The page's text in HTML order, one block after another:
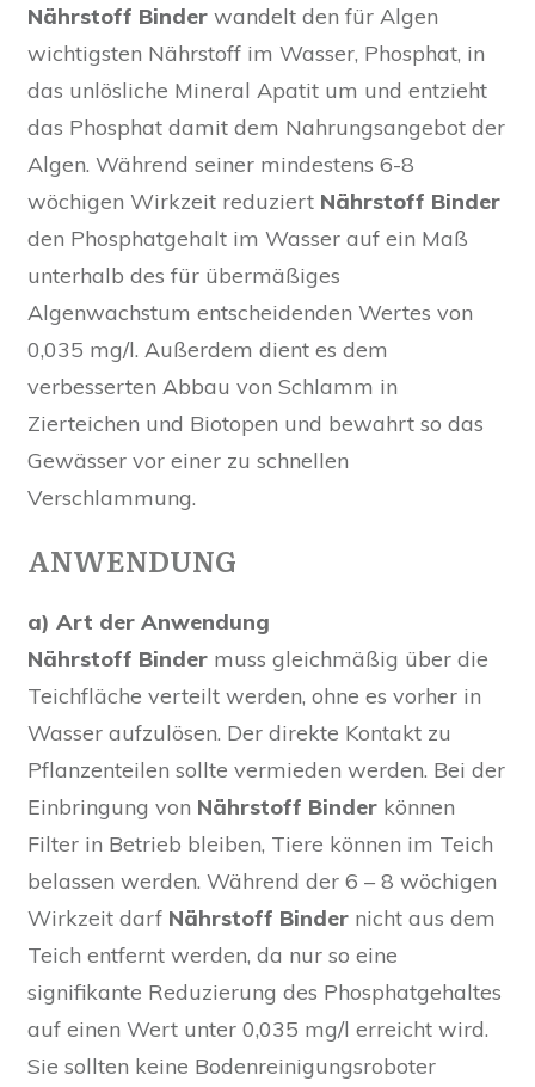
Nährstoff Binder wandelt den für Algen
wichtigsten Nährstoff im Wasser, Phosphat, in
das unlösliche Mineral Apatit um und entzieht
das Phosphat damit dem Nahrungsangebot der
Algen. Während seiner mindestens 6-8
wöchigen Wirkzeit reduziert Nährstoff Binder
den Phosphatgehalt im Wasser auf ein Maß
unterhalb des für übermäßiges
Algenwachstum entscheidenden Wertes von
0,035 mg/l. Außerdem dient es dem
verbesserten Abbau von Schlamm in
Zierteichen und Biotopen und bewahrt so das
Gewässer vor einer zu schnellen
Verschlammung.
ANWENDUNG
a) Art der Anwendung
Nährstoff Binder muss gleichmäßig über die
Teichfläche verteilt werden, ohne es vorher in
Wasser aufzulösen. Der direkte Kontakt zu
Pflanzenteilen sollte vermieden werden. Bei der
Einbringung von Nährstoff Binder können
Filter in Betrieb bleiben, Tiere können im Teich
belassen werden. Während der 6 – 8 wöchigen
Wirkzeit darf Nährstoff Binder nicht aus dem
Teich entfernt werden, da nur so eine
signifikante Reduzierung des Phosphatgehaltes
auf einen Wert unter 0,035 mg/l erreicht wird.
Sie sollten keine Bodenreinigungsroboter